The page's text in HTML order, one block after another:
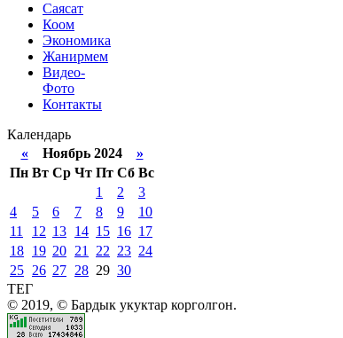
Саясат
Коом
Экономика
Жанирмем
Видео-
Фото
Контакты
Календарь
«Ноябрь 2024 »
Пн Вт Ср Чт Пт Сб Вс
1
2
3
4
5 6 7 8 9
10
11
12 13 14 15 16 17
18 19 20 21 22 23 24
25 26 27 28 29 30
ТЕГ
© 2019, © Бардык укуктар корголгон.